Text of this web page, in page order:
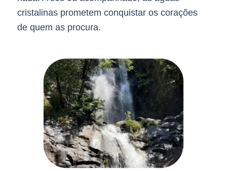
cristalinas prometem conquistar os corações
de quem as procura.